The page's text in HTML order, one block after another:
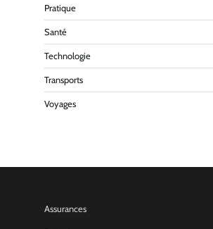
Pratique
Santé
Technologie
Transports
Voyages
Assurances